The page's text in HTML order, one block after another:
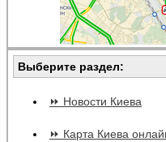
Выберите раздел:
⏩ Новости Киева
⏩ Карта Киева